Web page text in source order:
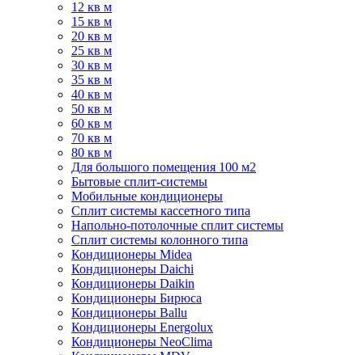
12 кв м
15 кв м
20 кв м
25 кв м
30 кв м
35 кв м
40 кв м
50 кв м
60 кв м
70 кв м
80 кв м
Для большого помещения 100 м2
Бытовые сплит-системы
Мобильные кондиционеры
Сплит системы кассетного типа
Напольно-потолочные сплит системы
Сплит системы колонного типа
Кондиционеры Midea
Кондиционеры Daichi
Кондиционеры Daikin
Кондиционеры Бирюса
Кондиционеры Ballu
Кондиционеры Energolux
Кондиционеры NeoClima